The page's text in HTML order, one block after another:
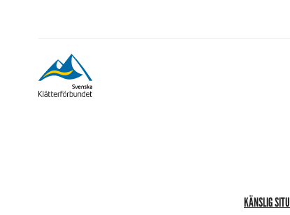
KÄNSLIG